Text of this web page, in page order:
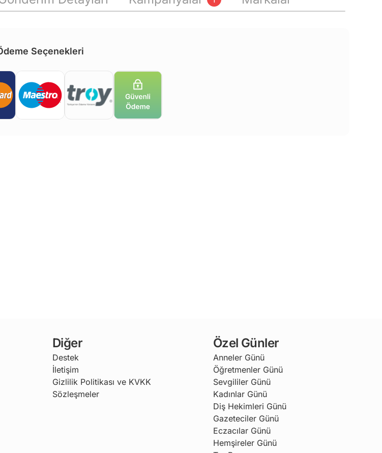
Seçenekleri
Diğer
Destek
İletişim
Gizlilik Politikası ve KVKK
Sözleşmeler
Özel Günler
Anneler Günü
Öğretmenler Günü
Sevgililer Günü
Kadınlar Günü
Diş Hekimleri Günü
Gazeteciler Günü
Eczacılar Günü
Hemşireler Günü